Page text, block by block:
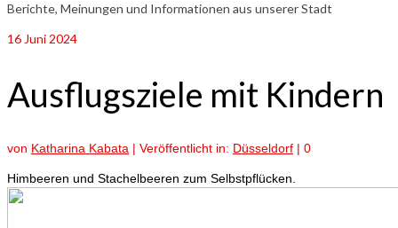
Berichte, Meinungen und Informationen aus unserer Stadt
16 Juni 2024
Ausflugsziele mit Kindern
von Katharina Kabata | Veröffentlicht in: Düsseldorf | 0
Himbeeren und Stachelbeeren zum Selbstpflücken.